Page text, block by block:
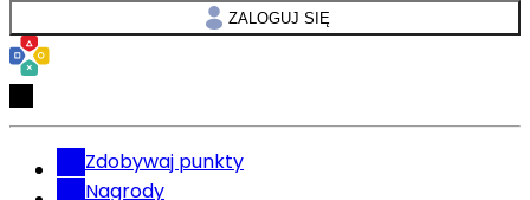
ZALOGUJ SIĘ
Zdobywaj punkty
Nagrody